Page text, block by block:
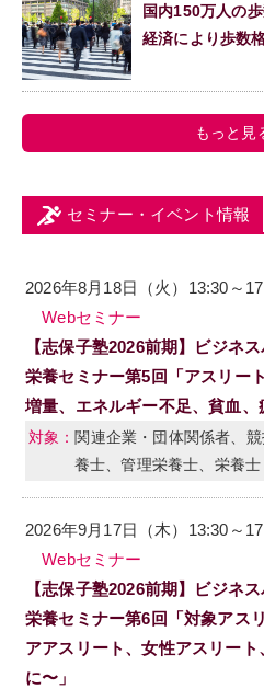
国内150万人の
経済により歩数
もっと見
セミナー・イベント情報
2026年8月18日（火）13:30～
Webセミナー
【志保子塾2026前期】ビジネ
栄養セミナー第5回「アスリー
増量、エネルギー不足、貧血、
関連企業・団体関係者、
養士、管理栄養士、栄養士
2026年9月17日（木）13:30～
Webセミナー
【志保子塾2026前期】ビジネ
栄養セミナー第6回「対象アス
アアスリート、女性アスリー
に〜」